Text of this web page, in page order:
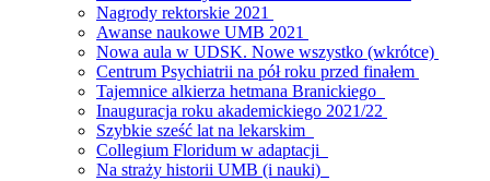
Nagrody rektorskie 2021
Awanse naukowe UMB 2021
Nowa aula w UDSK. Nowe wszystko (wkrótce)
Centrum Psychiatrii na pół roku przed finałem
Tajemnice alkierza hetmana Branickiego
Inauguracja roku akademickiego 2021/22
Szybkie sześć lat na lekarskim
Collegium Floridum w adaptacji
Na straży historii UMB (i nauki)